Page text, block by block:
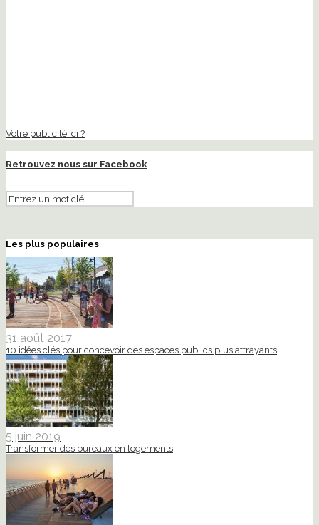
Votre publicité ici ?
Retrouvez nous sur Facebook
Les plus populaires
31 août 2017
10 idées clés pour concevoir des espaces publics plus attrayants
5 juin 2019
Transformer des bureaux en logements